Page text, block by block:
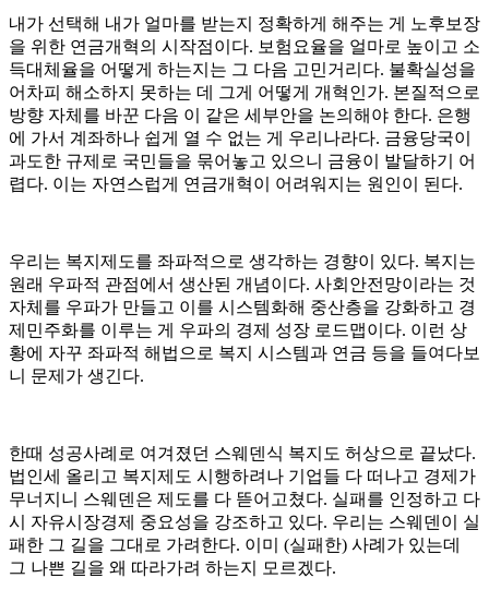
내가 선택해 내가 얼마를 받는지 정확하게 해주는 게 노후보장
을 위한 연금개혁의 시작점이다. 보험요율을 얼마로 높이고 소
득대체율을 어떻게 하는지는 그 다음 고민거리다. 불확실성을
어차피 해소하지 못하는 데 그게 어떻게 개혁인가. 본질적으로
방향 자체를 바꾼 다음 이 같은 세부안을 논의해야 한다. 은행
에 가서 계좌하나 쉽게 열 수 없는 게 우리나라다. 금융당국이
과도한 규제로 국민들을 묶어놓고 있으니 금융이 발달하기 어
렵다. 이는 자연스럽게 연금개혁이 어려워지는 원인이 된다.
우리는 복지제도를 좌파적으로 생각하는 경향이 있다. 복지는
원래 우파적 관점에서 생산된 개념이다. 사회안전망이라는 것
자체를 우파가 만들고 이를 시스템화해 중산층을 강화하고 경
제민주화를 이루는 게 우파의 경제 성장 로드맵이다. 이런 상
황에 자꾸 좌파적 해법으로 복지 시스템과 연금 등을 들여다보
니 문제가 생긴다.
한때 성공사례로 여겨졌던 스웨덴식 복지도 허상으로 끝났다.
법인세 올리고 복지제도 시행하려나 기업들 다 떠나고 경제가
무너지니 스웨덴은 제도를 다 뜯어고쳤다. 실패를 인정하고 다
시 자유시장경제 중요성을 강조하고 있다. 우리는 스웨덴이 실
패한 그 길을 그대로 가려한다. 이미 (실패한) 사례가 있는데
그 나쁜 길을 왜 따라가려 하는지 모르겠다.